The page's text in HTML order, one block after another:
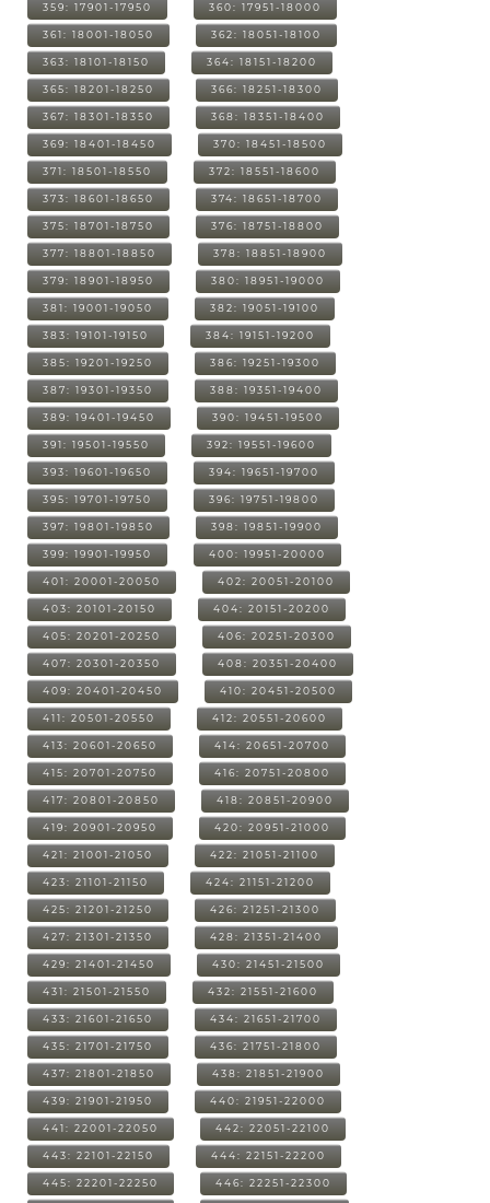
359: 17901-17950 360: 17951-18000
361: 18001-18050 362: 18051-18100
363: 18101-18150 364: 18151-18200
365: 18201-18250 366: 18251-18300
367: 18301-18350 368: 18351-18400
369: 18401-18450 370: 18451-18500
371: 18501-18550 372: 18551-18600
373: 18601-18650 374: 18651-18700
375: 18701-18750 376: 18751-18800
377: 18801-18850 378: 18851-18900
379: 18901-18950 380: 18951-19000
381: 19001-19050 382: 19051-19100
383: 19101-19150 384: 19151-19200
385: 19201-19250 386: 19251-19300
387: 19301-19350 388: 19351-19400
389: 19401-19450 390: 19451-19500
391: 19501-19550 392: 19551-19600
393: 19601-19650 394: 19651-19700
395: 19701-19750 396: 19751-19800
397: 19801-19850 398: 19851-19900
399: 19901-19950 400: 19951-20000
401: 20001-20050 402: 20051-20100
403: 20101-20150 404: 20151-20200
405: 20201-20250 406: 20251-20300
407: 20301-20350 408: 20351-20400
409: 20401-20450 410: 20451-20500
411: 20501-20550 412: 20551-20600
413: 20601-20650 414: 20651-20700
415: 20701-20750 416: 20751-20800
417: 20801-20850 418: 20851-20900
419: 20901-20950 420: 20951-21000
421: 21001-21050 422: 21051-21100
423: 21101-21150 424: 21151-21200
425: 21201-21250 426: 21251-21300
427: 21301-21350 428: 21351-21400
429: 21401-21450 430: 21451-21500
431: 21501-21550 432: 21551-21600
433: 21601-21650 434: 21651-21700
435: 21701-21750 436: 21751-21800
437: 21801-21850 438: 21851-21900
439: 21901-21950 440: 21951-22000
441: 22001-22050 442: 22051-22100
443: 22101-22150 444: 22151-22200
445: 22201-22250 446: 22251-22300